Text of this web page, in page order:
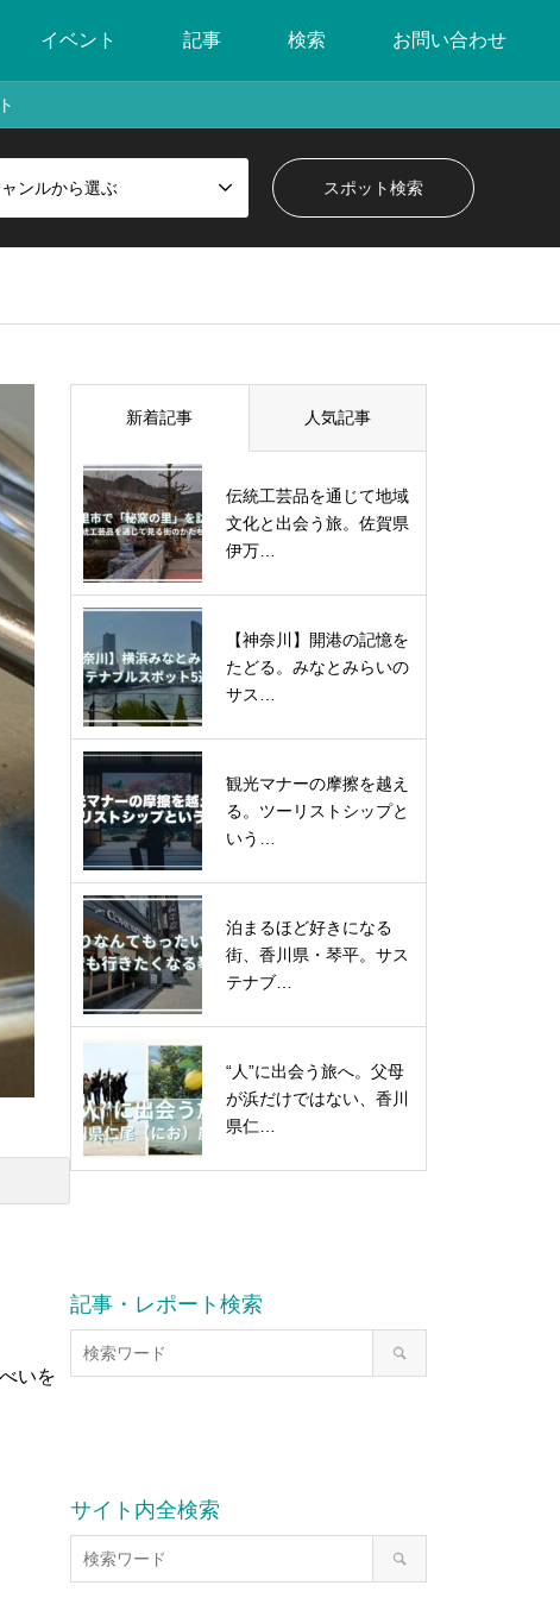
イベント 記事 検索 お問い合わせ
ンルから選ぶ
いを
新着記事 人気記事
伝統工芸品を通じて地域
文化と出会う旅。佐賀県
伊万…
【神奈川】開港の記憶を
たどる。みなとみらいの
サス…
観光マナーの摩擦を越え
る。ツーリストシップと
いう…
泊まるほど好きになる
街、香川県・琴平。サス
テナブ…
“人”に出会う旅へ。父母
が浜だけではない、香川
県仁…
記事・レポート検索
サイト内全検索